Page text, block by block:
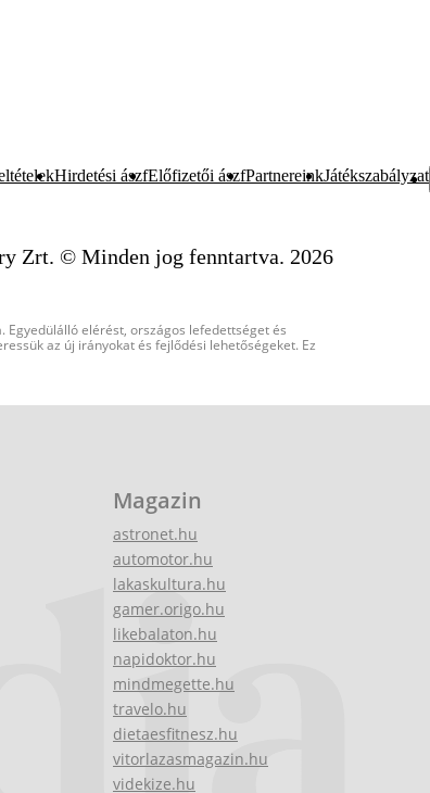
Hirdetési ászfElőfizetői ászfPartnereinkJátékszabályzat
Zrt. © Minden jog fenntartva. 2026
elérést, országos lefedettséget és
az új irányokat és fejlődési lehetőségeket. Ez
Magazin
astronet.hu
automotor.hu
lakaskultura.hu
gamer.origo.hu
likebalaton.hu
napidoktor.hu
mindmegette.hu
travelo.hu
dietaesfitnesz.hu
vitorlazasmagazin.hu
videkize.hu